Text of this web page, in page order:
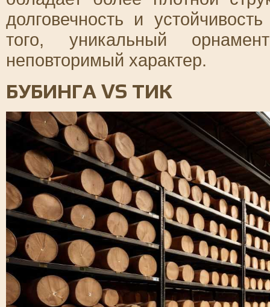
долговечность и
того, уникальный
неповторимый характер.
БУБИНГА VS ТИК